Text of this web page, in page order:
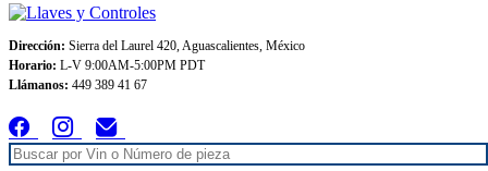
Dirección: Sierra del Laurel 420, Aguascalientes, México
Horario: L-V 9:00AM-5:00PM PDT
Llámanos: 449 389 41 67